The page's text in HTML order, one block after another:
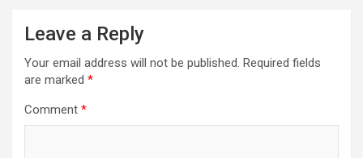
Leave a Reply
Your email address will not be published. Required fields
are marked *
Comment *